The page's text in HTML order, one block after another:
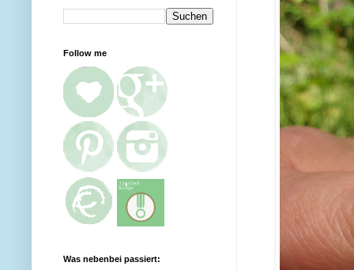
Follow me
Was nebenbei passiert: